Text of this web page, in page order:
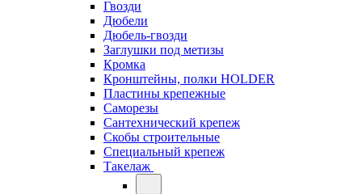
Гвозди
Дюбели
Дюбель-гвозди
Заглушки под метизы
Кромка
Кронштейны, полки НОLDER
Пластины крепежные
Саморезы
Сантехнический крепеж
Скобы строительные
Специальный крепеж
Такелаж